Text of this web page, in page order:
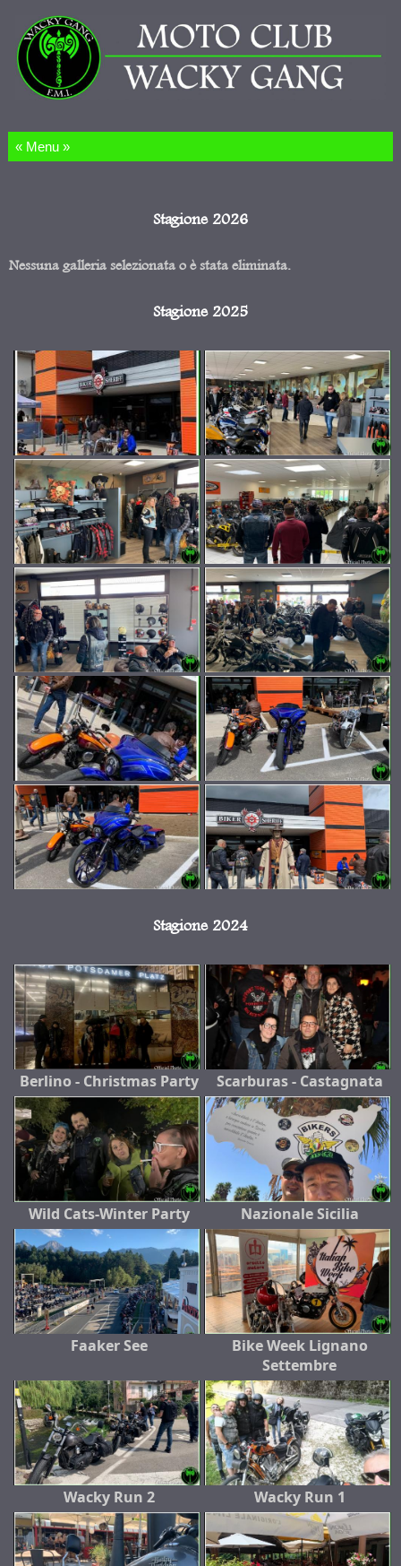
Salta al contenuto
Stagione 2026
Nessuna galleria selezionata o è stata eliminata.
Stagione 2025
Stagione 2024
Berlino - Christmas Party Scarburas - Castagnata
Wild Cats-Winter Party Nazionale Sicilia
Faaker See
Bike Week Lignano
Settembre
Wacky Run 2 Wacky Run 1